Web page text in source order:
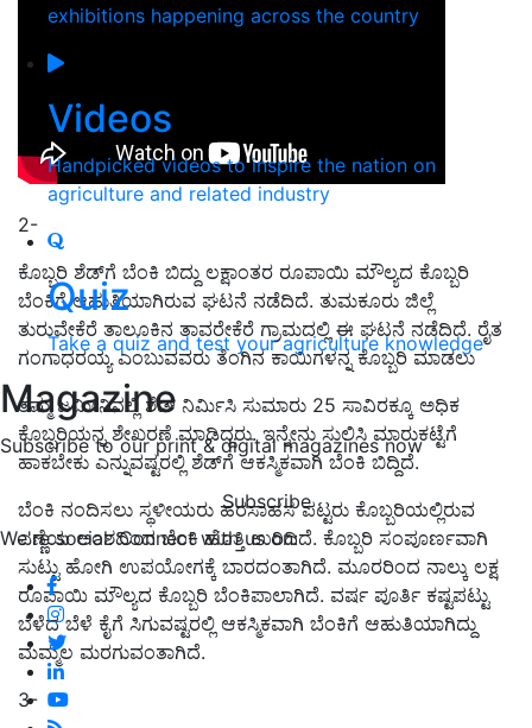
exhibitions happening across the country
Videos
Handpicked videos to inspire the nation on
agriculture and related industry
Quiz
Take a quiz and test your agriculture knowledge
Magazine
Subscribe to our print & digital magazines now
Subscribe
We're social. Connect with us on:
2-
ಕೊಬ್ಬರಿ ಶೆಡ್‌ಗೆ ಬೆಂಕಿ ಬಿದ್ದು ಲಕ್ಷಾಂತರ ರೂಪಾಯಿ ಮೌಲ್ಯದ ಕೊಬ್ಬರಿ
ಬೆಂಕಿಗೆ ಆಹುತಿಯಾಗಿರುವ ಘಟನೆ ನಡೆದಿದೆ. ತುಮಕೂರು ಜಿಲ್ಲೆ
ತುರುವೇಕೆರೆ ತಾಲೂಕಿನ ತಾವರೇಕೆರೆ ಗ್ರಾಮದಲ್ಲಿ ಈ ಘಟನೆ ನಡೆದಿದೆ. ರೈತ
ಗಂಗಾಧರಯ್ಯ ಎಂಬುವವರು ತೆಂಗಿನ ಕಾಯಿಗಳನ್ನ ಕೊಬ್ಬರಿ ಮಾಡಲು
ತಮ್ಮ ಜಮೀನಿನಲ್ಲಿ ಶೆಡ್‌ ನಿರ್ಮಿಸಿ ಸುಮಾರು 25 ಸಾವಿರಕ್ಕೂ ಅಧಿಕ
ಕೊಬ್ಬರಿಯನ್ನ ಶೇಖರಣೆ ಮಾಡಿದ್ದರು. ಇನ್ನೇನು ಸುಲಿಸಿ ಮಾರುಕಟ್ಟೆಗೆ
ಹಾಕಬೇಕು ಎನ್ನುವಷ್ಟರಲ್ಲಿ ಶೆಡ್‌ಗೆ ಆಕಸ್ಮಿಕವಾಗಿ ಬೆಂಕಿ ಬಿದ್ದಿದೆ.
ಬೆಂಕಿ ನಂದಿಸಲು ಸ್ಥಳೀಯರು ಹರಸಾಹಸ ಪಟ್ಟರು ಕೊಬ್ಬರಿಯಲ್ಲಿರುವ
ಎಣ್ಣೆಯ ಅಂಶದಿಂದ ಬೆಂಕಿ ಹೊತ್ತಿ ಉರಿದಿದೆ. ಕೊಬ್ಬರಿ ಸಂಪೂರ್ಣವಾಗಿ
ಸುಟ್ಟು ಹೋಗಿ ಉಪಯೋಗಕ್ಕೆ ಬಾರದಂತಾಗಿದೆ. ಮೂರರಿಂದ ನಾಲ್ಕು ಲಕ್ಷ
ರೂಪಾಯಿ ಮೌಲ್ಯದ ಕೊಬ್ಬರಿ ಬೆಂಕಿಪಾಲಾಗಿದೆ. ವರ್ಷ ಪೂರ್ತಿ ಕಷ್ಟಪಟ್ಟು
ಬೆಳೆದ ಬೆಳೆ ಕೈಗೆ ಸಿಗುವಷ್ಟರಲ್ಲಿ ಆಕಸ್ಮಿಕವಾಗಿ ಬೆಂಕಿಗೆ ಆಹುತಿಯಾಗಿದ್ದು
ಮಮ್ಮಲ ಮರಗುವಂತಾಗಿದೆ.
3-